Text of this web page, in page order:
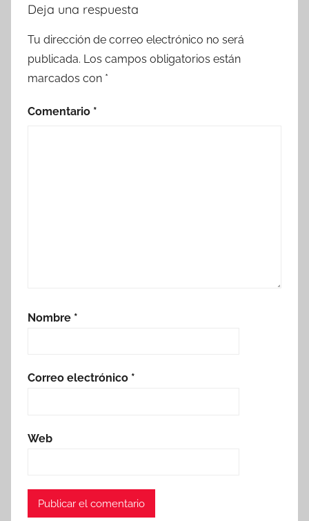
Deja una respuesta
Tu dirección de correo electrónico no será
publicada. Los campos obligatorios están
marcados con *
Comentario *
Nombre *
Correo electrónico *
Web